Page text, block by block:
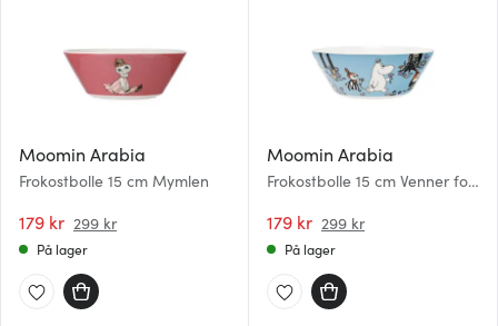
Moomin Arabia
Frokostbolle 15 cm Mymlen
179 kr 299 kr
På lager
Moomin Arabia
Frokostbolle 15 cm Venner for
179 kr 299 kr
På lager